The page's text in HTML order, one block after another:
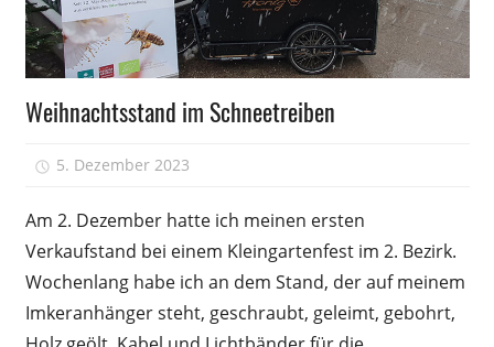
Wissen
Weihnachtsstand im Schneetreiben
5. Dezember 2023
Am 2. Dezember hatte ich meinen ersten
Verkaufstand bei einem Kleingartenfest im 2. Bezirk.
Wochenlang habe ich an dem Stand, der auf meinem
Imkeranhänger steht, geschraubt, geleimt, gebohrt,